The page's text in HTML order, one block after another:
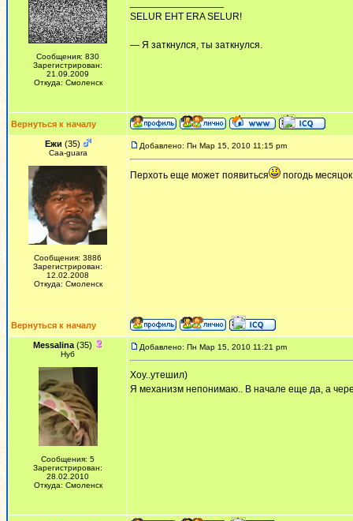
Сообщения: 830
Зарегистрирован:
21.09.2009
Откуда: Смоленск
SELUR EHT ERA SELUR!
— Я заткнулся, ты заткнулся.
Вернуться к началу
Ежи (35)
Сaa-guara
Сообщения: 3886
Зарегистрирован:
12.02.2008
Откуда: Смоленск
Добавлено: Пн Мар 15, 2010 11:15 pm
Перхоть еще может появиться погодь
Вернуться к началу
Messalina(35)
Нуб
Сообщения: 5
Зарегистрирован:
28.02.2010
Откуда: Смоленск
Добавлено: Пн Мар 15, 2010 11:21 pm
Хоу..утешил)
Я механизм непонимаю.. В начале еще да, а